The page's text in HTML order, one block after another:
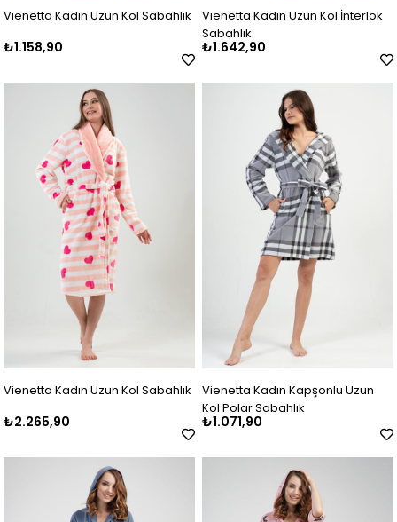
Vienetta Kadın Uzun Kol Sabahlık
₺1.158,90
Vienetta Kadın Uzun Kol İnterlok
Sabahlık
₺1.642,90
Vienetta Kadın Uzun Kol Sabahlık
₺2.265,90
Vienetta Kadın Kapşonlu Uzun
Kol Polar Sabahlık
₺1.071,90